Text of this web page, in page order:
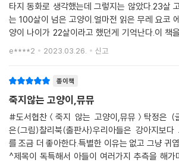
타지 동화로 생각했는데 그렇지는 않았다.23살
는 100살이 넘은 고양이.얼마전 읽은 무레 요코
양이 나이가 22살이라고 했던게 기억난다.이 책
한다고 행해지는 것들이 모두 동물에게 만족을 주
e****2 2023.03.26. 신고
종이책
죽지않는 고양이,뮤뮤
#도서협찬＜죽지 않는 고양이,뮤뮤＞탁정은 (
은(그림)찰리북(출판사)우리아들은 강아지보다
를 조금 더 좋아한다.특별한 이유는 없고 그냥 귀
^제목이 독특해서 아들이 여러가지 추측을 해가